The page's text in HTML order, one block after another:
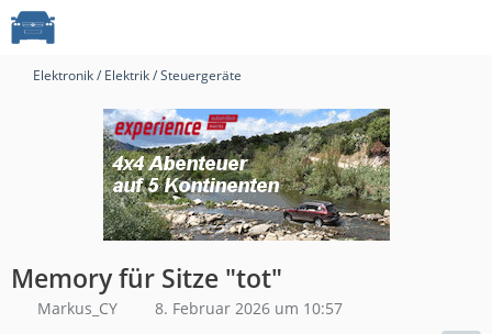
Elektronik / Elektrik / Steuergeräte
Memory für Sitze "tot"
Markus_CY 8. Februar 2026 um 10:57